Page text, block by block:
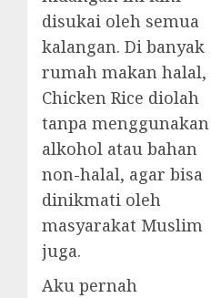
disukai oleh semua
kalangan. Di banyak
rumah makan halal,
Chicken Rice diolah
tanpa menggunakan
alkohol atau bahan
non-halal, agar bisa
dinikmati oleh
masyarakat Muslim
juga.
Aku pernah